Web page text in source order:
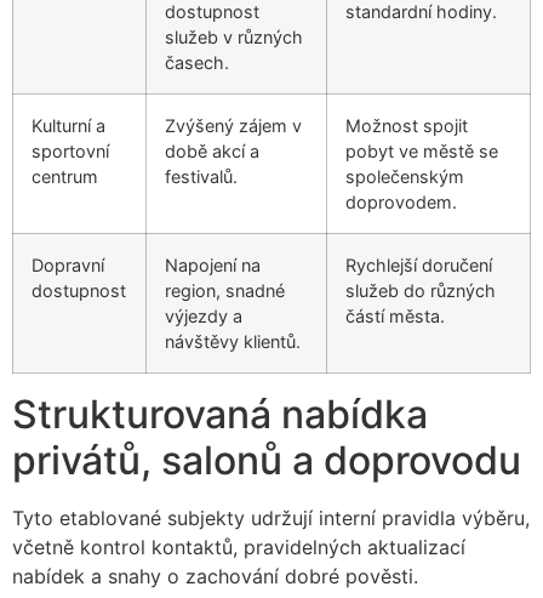
dostupnost
služeb v různých
časech.
standardní hodiny.
Kulturní a
sportovní
centrum
Zvýšený zájem v
době akcí a
festivalů.
Možnost spojit
pobyt ve městě se
společenským
doprovodem.
Dopravní
dostupnost
Napojení na
region, snadné
výjezdy a
návštěvy klientů.
Rychlejší doručení
služeb do různých
částí města.
Strukturovaná nabídka
privátů, salonů a doprovodu
Tyto etablované subjekty udržují interní pravidla výběru,
včetně kontrol kontaktů, pravidelných aktualizací
nabídek a snahy o zachování dobré pověsti.